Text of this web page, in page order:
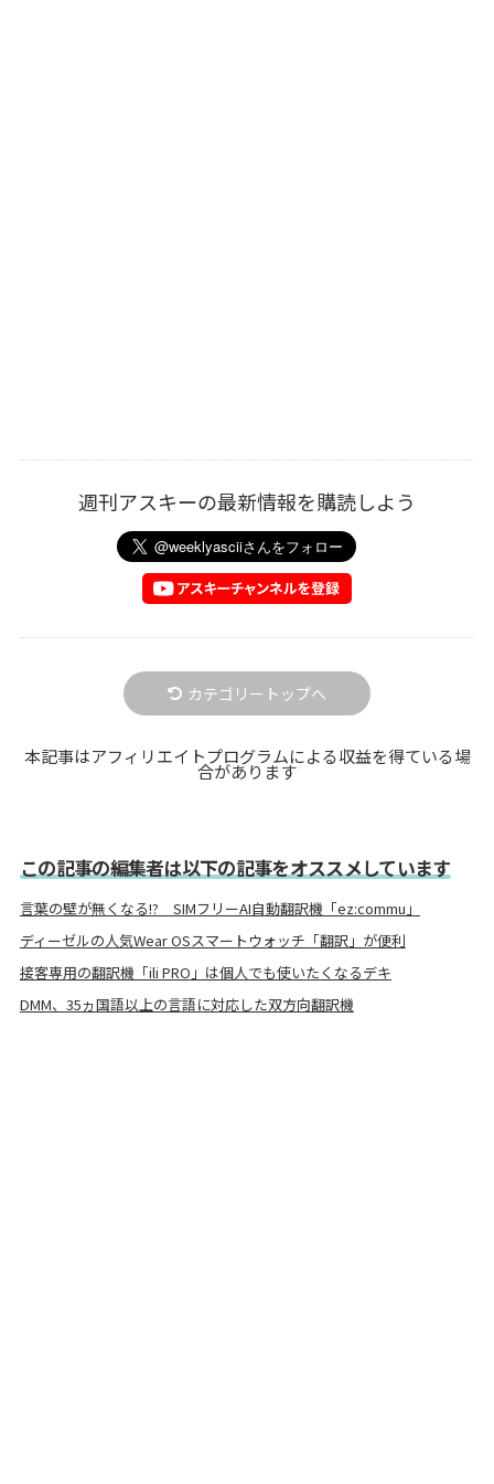
週刊アスキーの最新情報を購読しよう
カテゴリートップへ
本記事はアフィリエイトプログラムによる収益を得ている場
合があります
この記事の編集者は以下の記事をオススメしています
言葉の壁が無くなる!? SIMフリーAI自動翻訳機「ez:commu」
ディーゼルの人気Wear OSスマートウォッチ「翻訳」が便利
接客専用の翻訳機「ili PRO」は個人でも使いたくなるデキ
DMM、35ヵ国語以上の言語に対応した双方向翻訳機